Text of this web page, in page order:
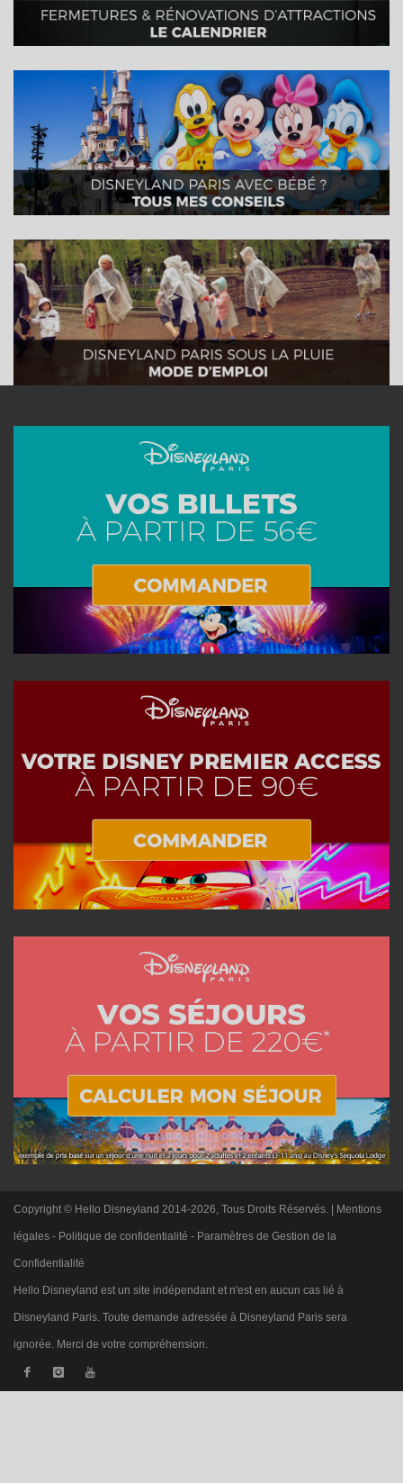
Copyright © Hello Disneyland 2014-2026, Tous Droits Réservés. | Mentions
légales - Politique de confidentialité - Paramètres de Gestion de la
Confidentialité
Hello Disneyland est un site indépendant et n'est en aucun cas lié à
Disneyland Paris. Toute demande adressée à Disneyland Paris sera
ignorée. Merci de votre compréhension.